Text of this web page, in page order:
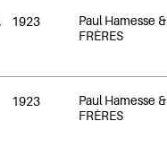
1923
Paul Hamesse &
FRÈRES
1923
Paul Hamesse &
FRÈRES